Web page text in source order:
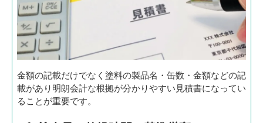
金額の記載だけでなく塗料の製品名・缶数・金額などの記
載があり明朗会計な根拠が分かりやすい見積書になってい
ることが重要です。